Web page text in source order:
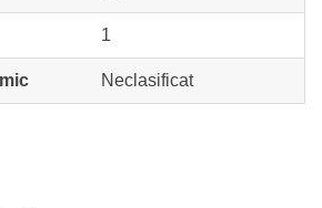
1
Neclasificat